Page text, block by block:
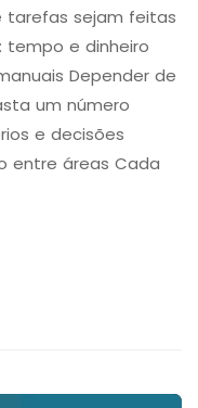
tarefas sejam feitas
tempo e dinheiro
Depender de
um número
e decisões
entre áreas Cada